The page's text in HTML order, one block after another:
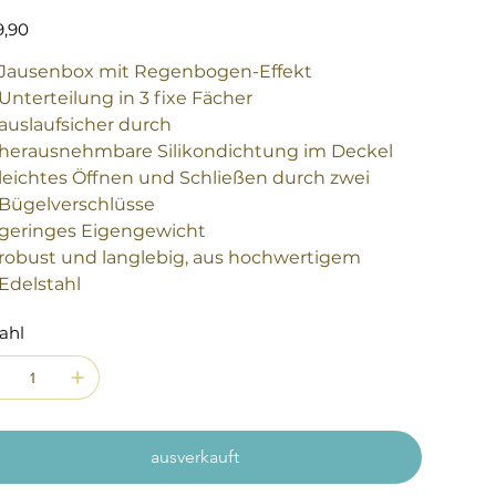
mit Regenbogen-Effekt
Unterteilung in 3 fixe Fächer
auslaufsicher durch
herausnehmbare Silikondichtung im Deckel
leichtes Öffnen und Schließen durch zwei
Bügelverschlüsse
Eigengewicht
robust und langlebig, aus hochwertigem
Edelstahl
ausverkauft